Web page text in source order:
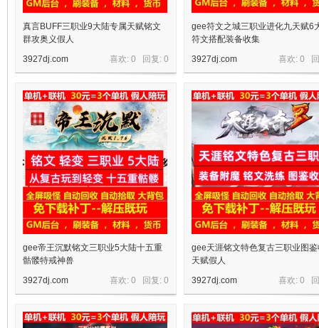
真言BUFF三职业9大陆专属天赋铭文
群攻奥义假人
喜欢: 0 回复: 0
3927dj.com
gee符文之城三职业进化九天赋6
符文搭配装备收集
喜欢: 0
3927dj.com
gee帝王沉默铭文三职业5大陆十五重
骷髅特戒神兽
喜欢: 0 回复: 0
3927dj.com
gee天涯铭文特色复古三职业图
天赋假人
喜欢: 0
3927dj.com